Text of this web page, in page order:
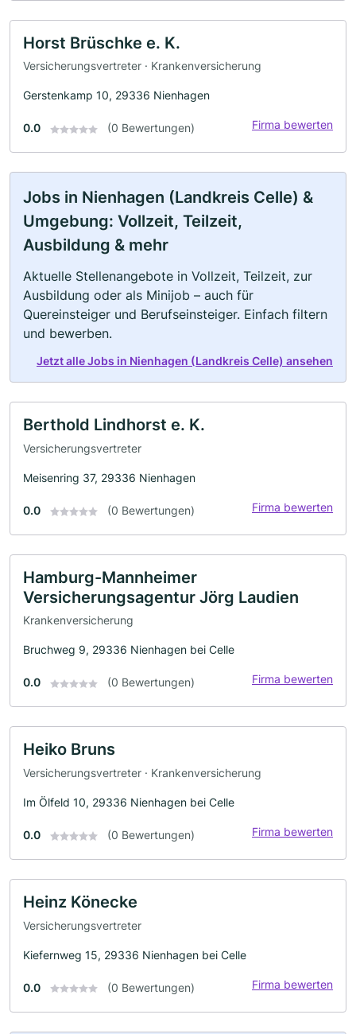
Horst Brüschke e. K.
Versicherungsvertreter · Krankenversicherung
Gerstenkamp 10, 29336 Nienhagen
0.0 (0 Bewertungen) Firma bewerten
Jobs in Nienhagen (Landkreis Celle) &
Umgebung: Vollzeit, Teilzeit,
Ausbildung & mehr
Aktuelle Stellenangebote in Vollzeit, Teilzeit, zur
Ausbildung oder als Minijob – auch für
Quereinsteiger und Berufseinsteiger. Einfach filtern
und bewerben.
Jetzt alle Jobs in Nienhagen (Landkreis Celle) ansehen
Berthold Lindhorst e. K.
Versicherungsvertreter
Meisenring 37, 29336 Nienhagen
0.0 (0 Bewertungen) Firma bewerten
Hamburg-Mannheimer
Versicherungsagentur Jörg Laudien
Krankenversicherung
Bruchweg 9, 29336 Nienhagen bei Celle
0.0 (0 Bewertungen) Firma bewerten
Heiko Bruns
Versicherungsvertreter · Krankenversicherung
Im Ölfeld 10, 29336 Nienhagen bei Celle
0.0 (0 Bewertungen) Firma bewerten
Heinz Könecke
Versicherungsvertreter
Kiefernweg 15, 29336 Nienhagen bei Celle
0.0 (0 Bewertungen) Firma bewerten